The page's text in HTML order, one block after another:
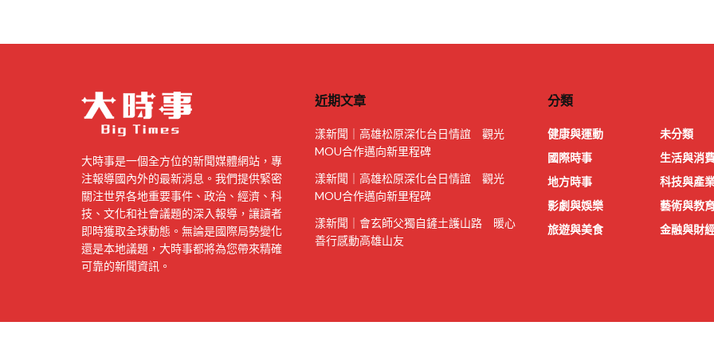
大時事是一個全方位的新聞媒體網站，專
注報導國內外的最新消息。我們提供緊密
關注世界各地重要事件、政治、經濟、科
技、文化和社會議題的深入報導，讓讀者
即時獲取全球動態。無論是國際局勢變化
還是本地議題，大時事都將為您帶來精確
可靠的新聞資訊。
近期文章
漾新聞｜高雄松原深化台日情誼 觀光
MOU合作邁向新里程碑
漾新聞｜高雄松原深化台日情誼 觀光
MOU合作邁向新里程碑
漾新聞｜會玄師父獨自鏟土護山路 暖心
善行感動高雄山友
分類
健康與運動
國際時事
地方時事
影劇與娛樂
旅遊與美食
未分類
生活與消
科技與產
藝術與教
金融與財